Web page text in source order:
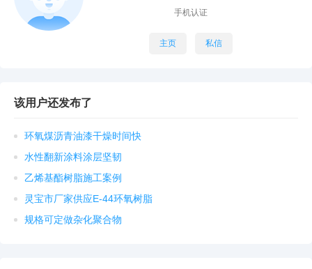
手机认证
主页 私信
该用户还发布了
环氧煤沥青油漆干燥时间快
水性翻新涂料涂层坚韧
乙烯基酯树脂施工案例
灵宝市厂家供应E-44环氧树脂
规格可定做杂化聚合物